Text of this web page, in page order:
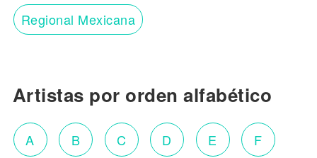
Regional Mexicana
Artistas por orden alfabético
A B C D E F